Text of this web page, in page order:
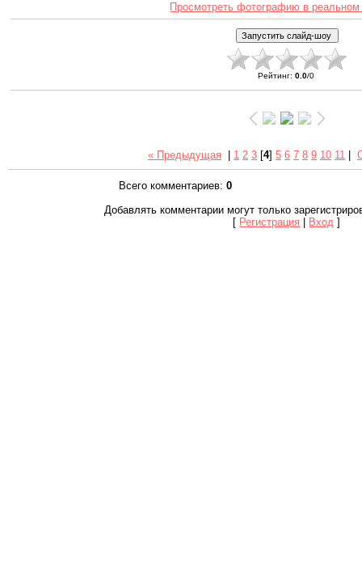
Просмотреть фотографию в реальном
Рейтинг:0.0/0
« Предыдущая 1 2 3 [4] 5 6 7 8 9 10 11
Всего комментариев: 0
Добавлять комментарии могут только
[ Регистрация | Вход ]